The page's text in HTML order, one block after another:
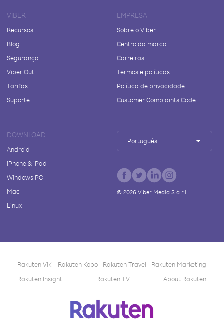
VIBER
Recursos
Blog
Segurança
Viber Out
Tarifas
Suporte
EMPRESA
Sobre o Viber
Centro da marca
Carreiras
Termos e políticas
Política de privacidade
Customer Complaints Code
DOWNLOAD
Android
iPhone & iPad
Windows PC
Mac
Linux
Português
© 2026Viber Media S.à r.l.
Rakuten Viki Rakuten Kobo Rakuten Travel
Rakuten Marketing
Rakuten Insight
Rakuten TV About Rakuten